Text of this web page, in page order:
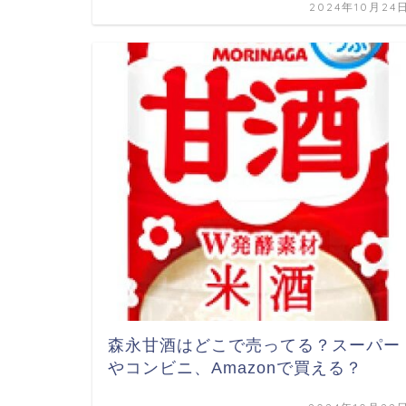
2024年10月24日
森永甘酒はどこで売ってる？スーパー
やコンビニ、Amazonで買える？